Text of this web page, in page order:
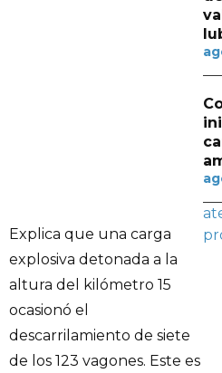
Explica que una carga
explosiva detonada a la
altura del kilómetro 15
ocasionó el
descarrilamiento de siete
de los 123 vagones. Este es